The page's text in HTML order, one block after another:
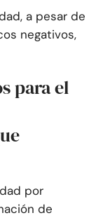
a pesar de
negativos,
para el
por
de